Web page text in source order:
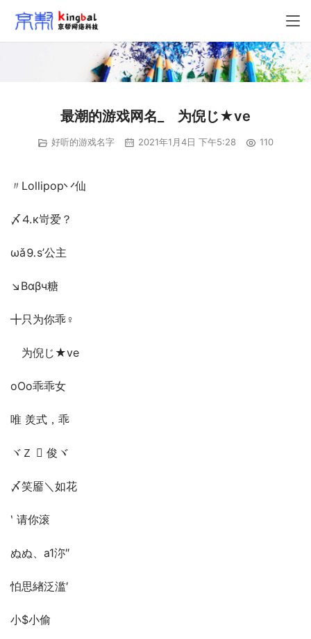
最潮的游戏网名_ゞ为倪じ★ve
好听的游戏名字 2021年1月4日 下午5:28 110
〃Lollipop丷仙
〆⒋к岢爱？
ωǎ⒐s’公主
↘Βαβч糖
╋只为你乖♀
ゞ为倪じ★ve
oΟo乖乖女ゞ
唯 羙式，乖
ヾＺ  俊ヾ
〆笑靥＼如花
‵ 请你滚
ぬぬ、a1沵″
怕思緖泛滥′
小$小偷